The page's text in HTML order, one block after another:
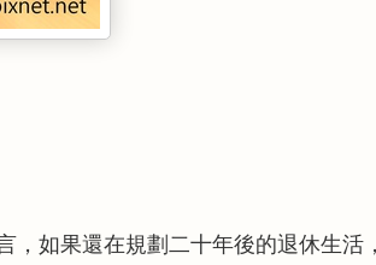
，如果還在規劃二十年後的退休生活